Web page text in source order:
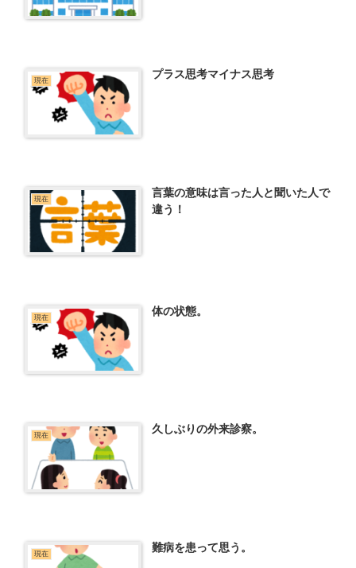
現在 プラス思考マイナス思考
現在
言葉の意味は言った人と聞いた人で
違う！
現在 体の状態。
現在 久しぶりの外来診察。
現在 難病を患って思う。